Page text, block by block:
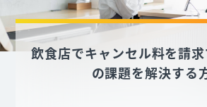
飲食店でキャンセル料を請
の課題を解決する